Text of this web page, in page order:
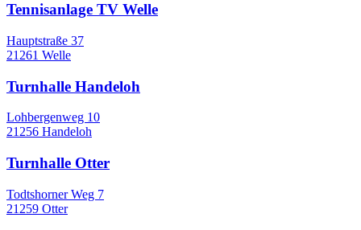
Tennisanlage TV Welle
Hauptstraße 37
21261 Welle
Turnhalle Handeloh
Lohbergenweg 10
21256 Handeloh
Turnhalle Otter
Todtshorner Weg 7
21259 Otter